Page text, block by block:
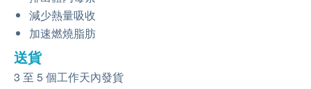
減少熱量吸收
加速燃燒脂肪
送貨
3 至 5 個工作天內發貨